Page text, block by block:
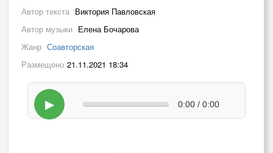
Автор текста Виктория Павловская
Автор музыки Елена Бочарова
Жанр Соавторская
Размещено 21.11.2021 18:34
▶ 0:00 / 0:00